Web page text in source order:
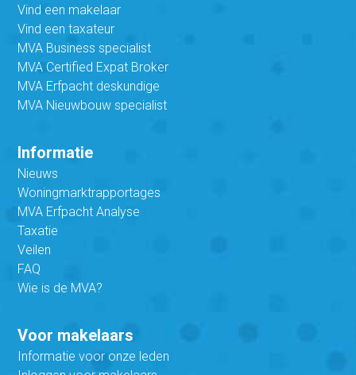
Vind een makelaar
Vind een taxateur
MVA Business specialist
MVA Certified Expat Broker
MVA Erfpacht deskundige
MVA Nieuwbouw specialist
Informatie
Nieuws
Woningmarktrapportages
MVA Erfpacht Analyse
Taxatie
Veilen
FAQ
Wie is de MVA?
Voor makelaars
Informatie voor onze leden